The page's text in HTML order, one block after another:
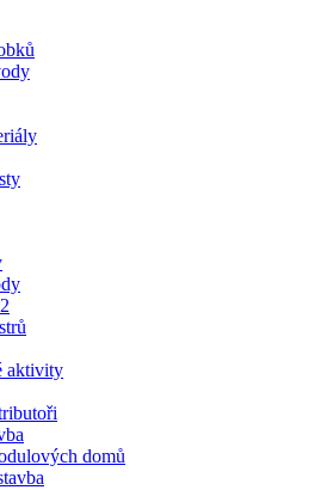
aktivity
domů